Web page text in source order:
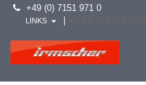
+49 (0) 7151 971 0
LINKS